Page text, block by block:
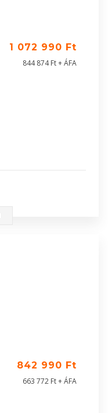
1 072 990 Ft
844 874 Ft + ÁFA
842 990 Ft
663 772 Ft + ÁFA